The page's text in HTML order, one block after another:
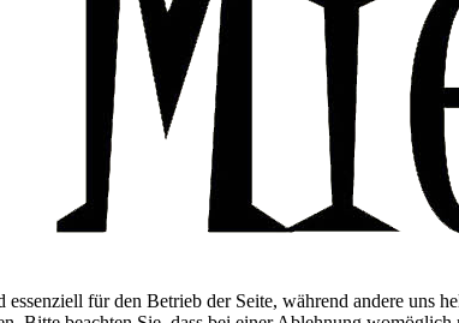
für den Betrieb der Seite, während andere uns